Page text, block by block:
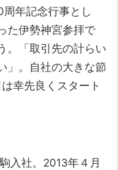
年記念行事とし
た伊勢神宮参拝で
。「取引先の計らい
」。自社の大きな節
幸先良くスタート
入社。2013年４月